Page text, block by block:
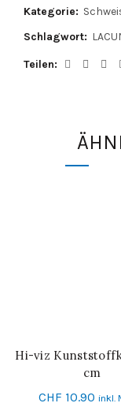
Kategorie:
Schlagwort:
Teilen
IN DEN
Hi-viz
cm
CHF 10.90 inkl.